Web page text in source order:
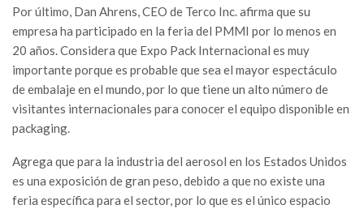
Por último, Dan Ahrens, CEO de Terco Inc. afirma que su
empresa ha participado en la feria del PMMI por lo menos en
20 años. Considera que Expo Pack Internacional es muy
importante porque es probable que sea el mayor espectáculo
de embalaje en el mundo, por lo que tiene un alto número de
visitantes internacionales para conocer el equipo disponible en
packaging.
Agrega que para la industria del aerosol en los Estados Unidos
es una exposición de gran peso, debido a que no existe una
feria específica para el sector, por lo que es el único espacio